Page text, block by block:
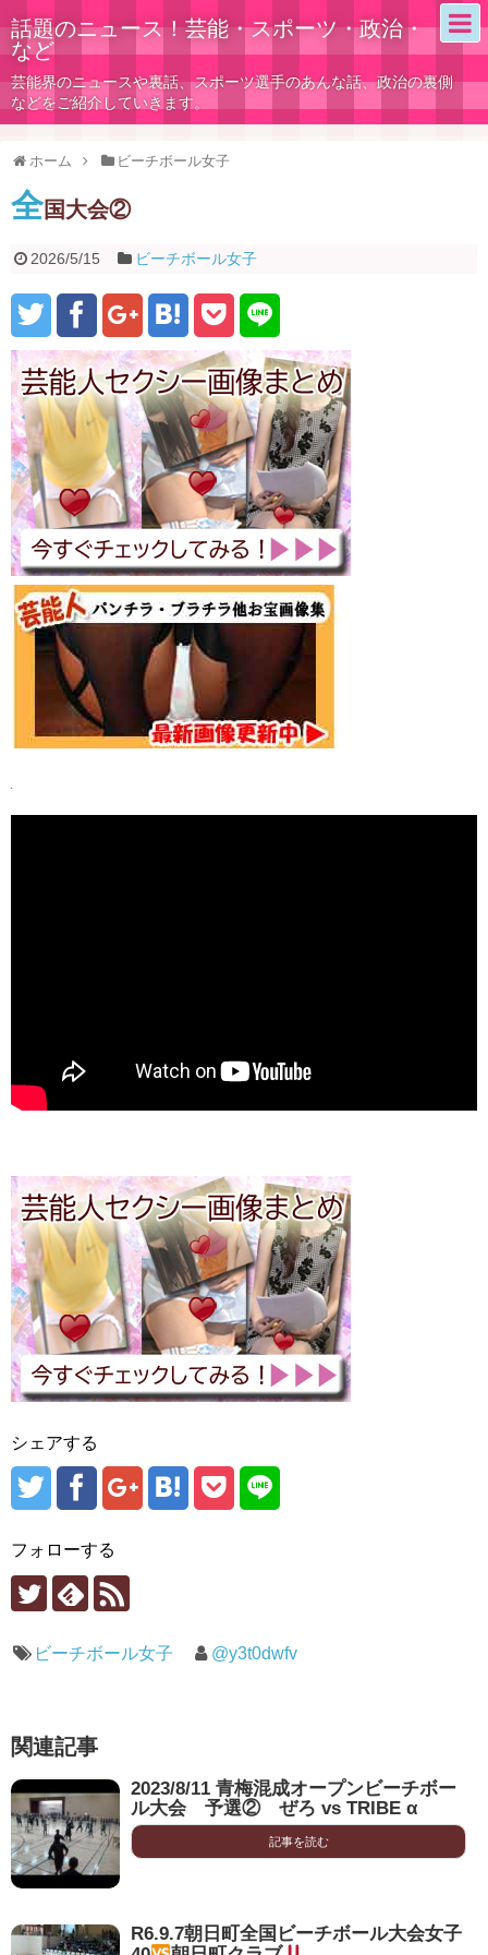
話題のニュース！芸能・スポーツ・政治・
など
芸能界のニュースや裏話、スポーツ選手のあんな話、政治の裏側
などをご紹介していきます。
ホーム ビーチボール女子
全国大会②
2026/5/15 ビーチボール女子
シェアする
フォローする
ビーチボール女子 @y3t0dwfv
関連記事
2023/8/11 青梅混成オープンビーチボー
ル大会 予選② ぜろ vs TRIBE α
記事を読む
R6.9.7朝日町全国ビーチボール大会女子